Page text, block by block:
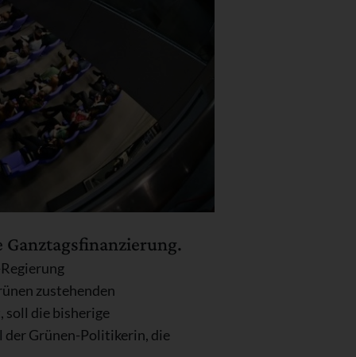
zustehenden
die bisherige
der Grünen-Politikerin, die